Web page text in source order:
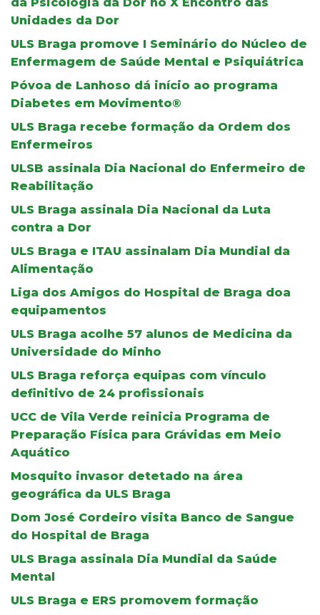
Unidades da Dor
ULS Braga promove I Seminário do Núcleo de
Enfermagem de Saúde Mental e Psiquiátrica
Póvoa de Lanhoso dá início ao programa
Diabetes em Movimento®
ULS Braga recebe formação da Ordem dos
Enfermeiros
ULSB assinala Dia Nacional do Enfermeiro de
Reabilitação
ULS Braga assinala Dia Nacional da Luta
contra a Dor
ULS Braga e ITAU assinalam Dia Mundial da
Alimentação
Liga dos Amigos do Hospital de Braga doa
equipamentos
ULS Braga acolhe 57 alunos de Medicina da
Universidade do Minho
ULS Braga reforça equipas com vínculo
definitivo de 24 profissionais
UCC de Vila Verde reinicia Programa de
Preparação Física para Grávidas em Meio
Aquático
Mosquito invasor detetado na área
geográfica da ULS Braga
Dom José Cordeiro visita Banco de Sangue
do Hospital de Braga
ULS Braga assinala Dia Mundial da Saúde
Mental
ULS Braga e ERS promovem formação